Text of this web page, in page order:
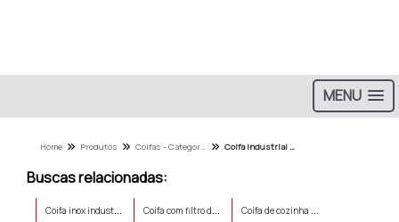
MENU
Home Produtos Coifas - Categoria Coifa industrial para restaurante
Buscas relacionadas:
C
oifa inox industrial C
oifa com filtro de carvão ativado C
oifa de cozinha industrial